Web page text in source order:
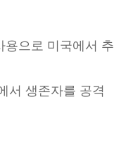
용으로 미국에서 추
서 생존자를 공격